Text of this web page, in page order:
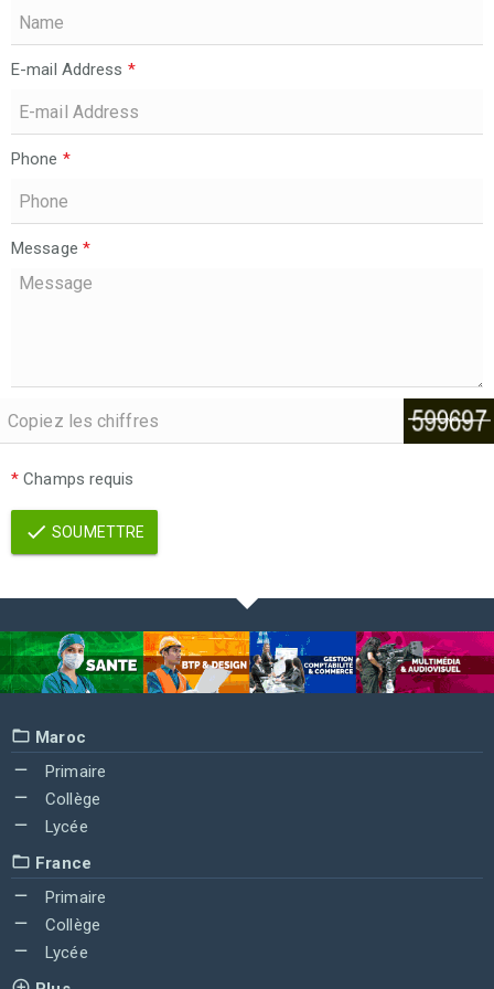
E-mail Address *
Phone *
Message *
* Champs requis
SOUMETTRE
Maroc
Primaire
Collège
Lycée
France
Primaire
Collège
Lycée